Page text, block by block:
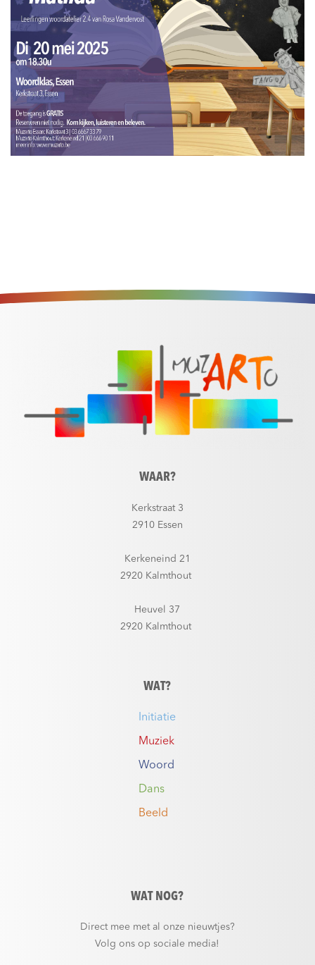
WAAR?
Kerkstraat 3
2910 Essen
Kerkeneind 21
2920 Kalmthout
Heuvel 37
2920 Kalmthout
WAT?
Initiatie
Muziek
Woord
Dans
Beeld
WAT NOG?
Direct mee met al onze nieuwtjes?
Volg ons op sociale media!